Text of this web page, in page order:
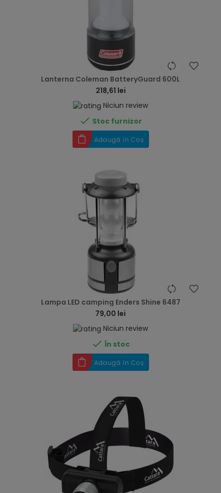
Lanterna Coleman BatteryGuard 600L
218,61 lei
Niciun review
 Stoc furnizor
Adaugă în Coș
Lampa LED camping Enders Shine 6487
79,00 lei
Niciun review
 În stoc
Adaugă în Coș